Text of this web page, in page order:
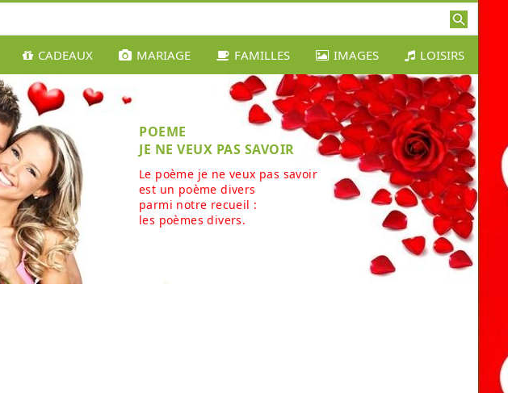
CADEAUX MARIAGE FAMILLES IMAGES LOISIRS
POEME
JE NE VEUX PAS SAVOIR
Le poème je ne veux pas savoir
est un poème divers
parmi notre recueil :
les poèmes divers.